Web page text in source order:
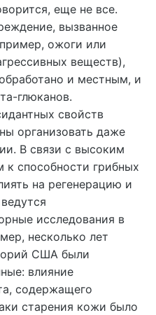
еще не все.
вызванное
ожоги или
веществ),
и местным, и
глюканов.
свойств
организовать даже
В связи с высоким
способности грибных
на регенерацию и
исследования в
несколько лет
США были
влияние
содержащего
старения кожи было